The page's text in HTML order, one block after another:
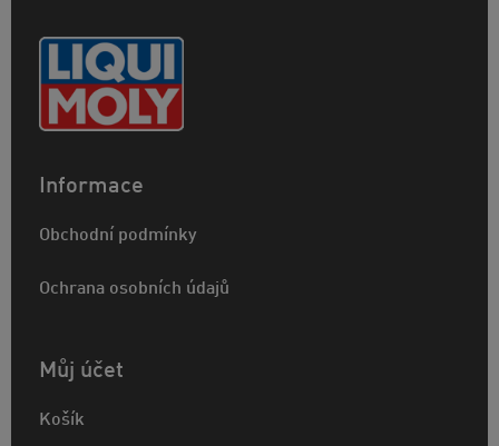
Informace
Obchodní podmínky
Ochrana osobních údajů
Můj účet
Košík